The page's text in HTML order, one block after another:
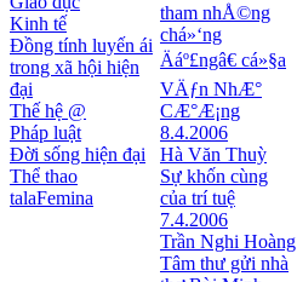
Kinh tế
Đồng tính luyến ái
trong xã hội hiện
đại
Thế hệ @
Pháp luật
Đời sống hiện đại
Thể thao
talaFemina
tham nhÅ©ng
chá»‘ng
Äáº£ngâ€ cá»§a
VÄƒn NhÆ°
CÆ°Æ¡ng
8.4.2006
Hà Văn Thuỳ
Sự khốn cùng
của trí tuệ
7.4.2006
Trần Nghi Hoàng
Tâm thư gửi nhà